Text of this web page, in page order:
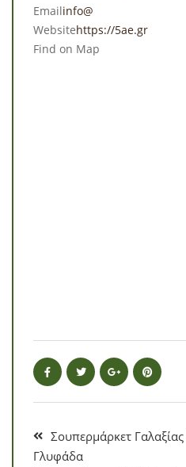
Emailinfo@
Websitehttps://5ae.gr
Find on Map
Σουπερμάρκετ
Γλυφάδα